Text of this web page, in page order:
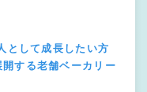
として成長したい方
開する老舗ベーカリー